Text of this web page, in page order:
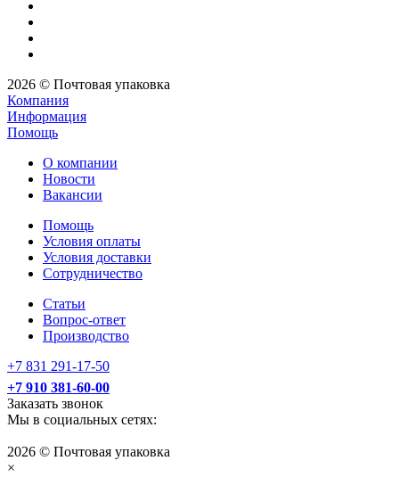
2026 © Почтовая упаковка
Компания
Информация
Помощь
О компании
Новости
Вакансии
Помощь
Условия оплаты
Условия доставки
Сотрудничество
Статьи
Вопрос-ответ
Производство
+7 831 291-17-50
+7 910 381-60-00
Заказать звонок
Мы в социальных сетях:
2026 © Почтовая упаковка
×